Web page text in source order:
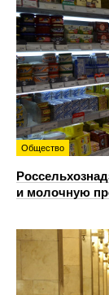
Общество
и молочную